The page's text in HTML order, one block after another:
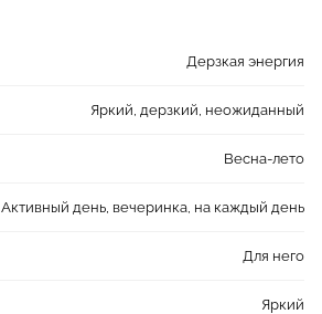
Дерзкая энергия
Яркий, дерзкий, неожиданный
Весна-лето
Активный день, вечеринка, на каждый день
Для него
Яркий